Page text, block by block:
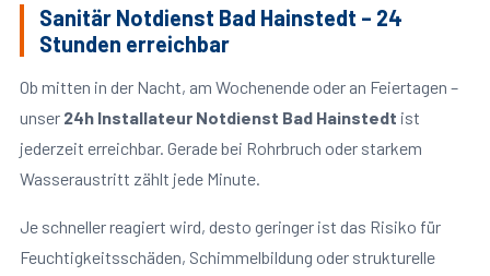
Sanitär Notdienst Bad Hainstedt – 24
Stunden erreichbar
Ob mitten in der Nacht, am Wochenende oder an Feiertagen –
unser 24h Installateur Notdienst Bad Hainstedt ist
jederzeit erreichbar. Gerade bei Rohrbruch oder starkem
Wasseraustritt zählt jede Minute.
Je schneller reagiert wird, desto geringer ist das Risiko für
Feuchtigkeitsschäden, Schimmelbildung oder strukturelle